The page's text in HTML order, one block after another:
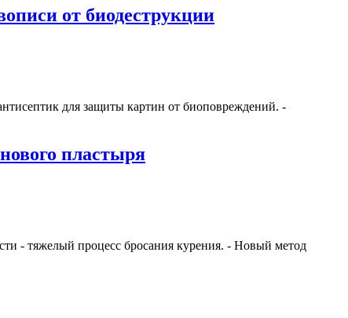
от биодеструкции
для защиты картин от биоповреждений. -
пластыря
- тяжелый процесс бросания курения. - Новый метод